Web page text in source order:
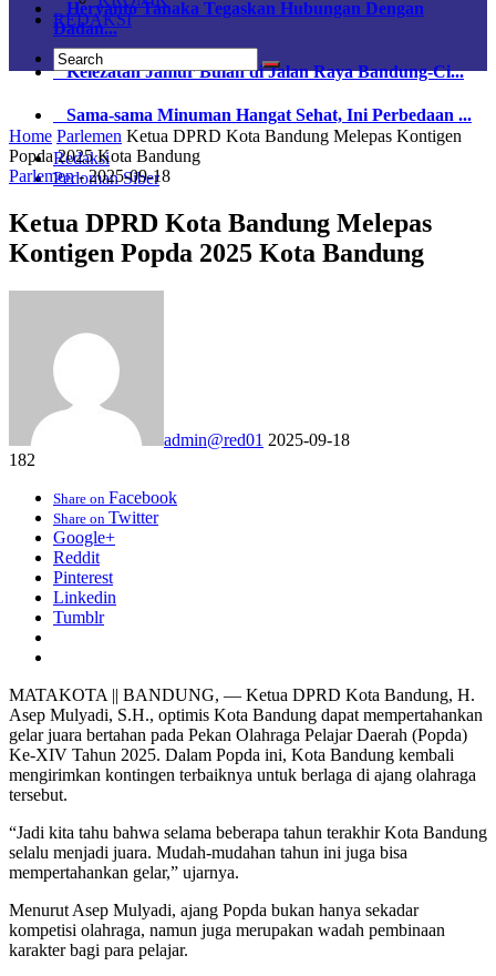
Heryanto Tanaka Tegaskan Hubungan Dengan
Dadan...
Kelezatan Jamur Bulan di Jalan Raya Bandung-Ci...
Sama-sama Minuman Hangat Sehat, Ini Perbedaan ...
Redaksi
Pedoman Siber
REDAKSI
Home Parlemen Ketua DPRD Kota Bandung Melepas Kontigen
Popda 2025 Kota Bandung
Parlemen-2025-09-18
Ketua DPRD Kota Bandung Melepas
Kontigen Popda 2025 Kota Bandung
admin@red01 2025-09-18
182
Share on Facebook
Share on Twitter
Google+
Reddit
Pinterest
Linkedin
Tumblr
MATAKOTA || BANDUNG, — Ketua DPRD Kota Bandung, H.
Asep Mulyadi, S.H., optimis Kota Bandung dapat mempertahankan
gelar juara bertahan pada Pekan Olahraga Pelajar Daerah (Popda)
Ke-XIV Tahun 2025. Dalam Popda ini, Kota Bandung kembali
mengirimkan kontingen terbaiknya untuk berlaga di ajang olahraga
tersebut.
“Jadi kita tahu bahwa selama beberapa tahun terakhir Kota Bandung
selalu menjadi juara. Mudah-mudahan tahun ini juga bisa
mempertahankan gelar,” ujarnya.
Menurut Asep Mulyadi, ajang Popda bukan hanya sekadar
kompetisi olahraga, namun juga merupakan wadah pembinaan
karakter bagi para pelajar.